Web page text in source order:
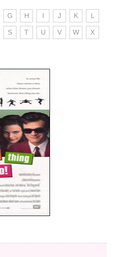
G H I J K L
S T U V W X